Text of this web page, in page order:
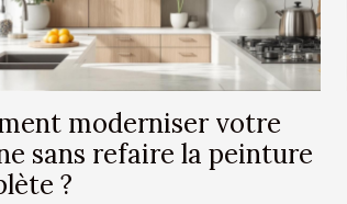
moderniser votre
sans refaire la peinture
?